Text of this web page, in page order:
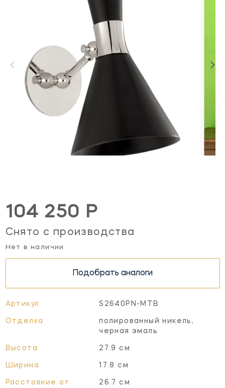
104 250 Р
Снято с производства
Нет в наличии
Подобрать аналоги
Артикул S2640PN-MTB
Отделка
полированный никель,
черная эмаль
Высота 27.9 см
Ширина 17.8 см
Расстояние от
26.7 см